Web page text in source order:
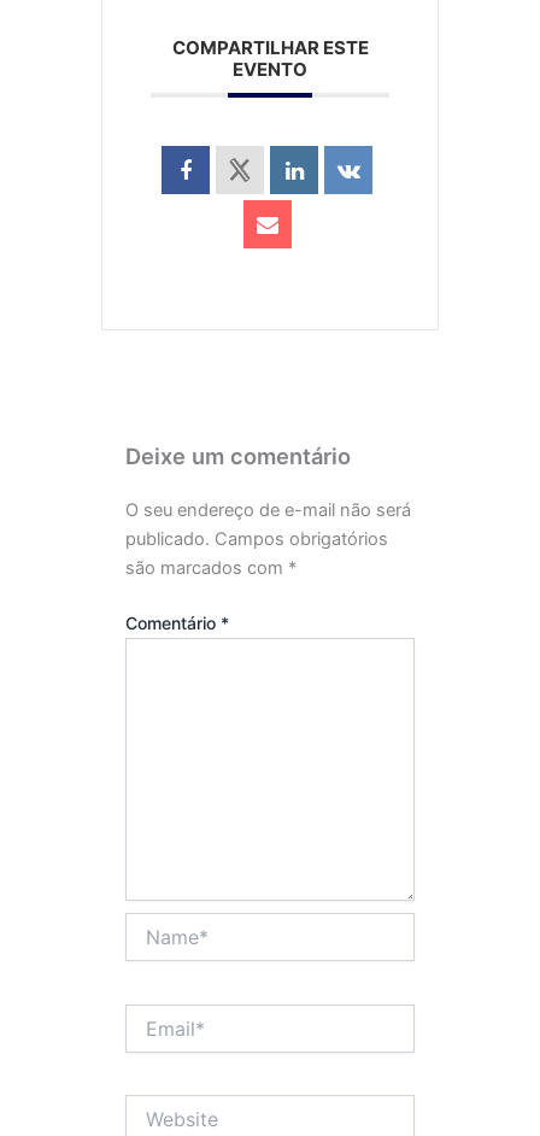
COMPARTILHAR ESTE
EVENTO
Deixe um comentário
O seu endereço de e-mail não será
publicado. Campos obrigatórios
são marcados com *
Comentário *